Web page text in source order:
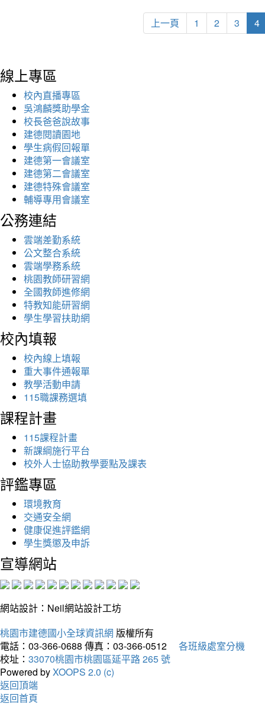
上一頁 1 2 3 4
線上專區
校內直播專區
吳鴻麟獎助學金
校長爸爸說故事
建德閱讀園地
學生病假回報單
建德第一會議室
建德第二會議室
建德特殊會議室
輔導專用會議室
公務連結
雲端差勤系統
公文整合系統
雲端學務系統
桃園教師研習網
全國教師進修網
特教知能研習網
學生學習扶助網
校內填報
校內線上填報
重大事件通報單
教學活動申請
115職課務選填
課程計畫
115課程計畫
新課綱施行平台
校外人士協助教學要點及課表
評鑑專區
環境教育
交通安全網
健康促進評鑑網
學生獎懲及申訴
宣導網站
網站設計：Neil網站設計工坊
桃園市建德國小全球資訊網 版權所有
電話：03-366-0688 傳真：03-366-0512
各班級處室分機
校址： 33070桃園市桃園區延平路 265 號
Powered byXOOPS 2.0 (c)
返回頂端
返回首頁